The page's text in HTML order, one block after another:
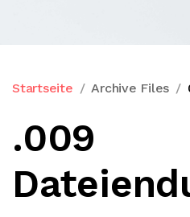
Startseite Archive Files
.009